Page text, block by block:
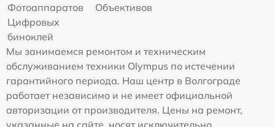
Фотоаппаратов
Объективов
Цифровых
биноклей
Мы занимаемся ремонтом и техническим
обслуживанием техники Olympus по истечении
гарантийного периода. Наш центр в Волгограде
работает независимо и не имеет официальной
авторизации от производителя. Цены на ремонт,
указанные на сайте, носят исключительно